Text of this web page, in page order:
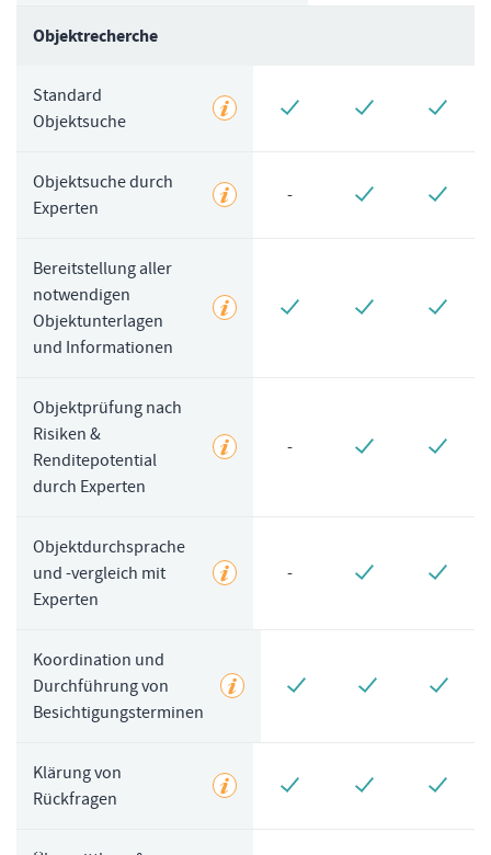
Objektrecherche
Standard
Objektsuche
Objektsuche durch
Experten
-
Bereitstellung aller
notwendigen
Objektunterlagen
und Informationen
Objektprüfung nach
Risiken &
Renditepotential
durch Experten
-
Objektdurchsprache
und -vergleich mit
Experten
-
Koordination und
Durchführung von
Besichtigungsterminen
Klärung von
Rückfragen